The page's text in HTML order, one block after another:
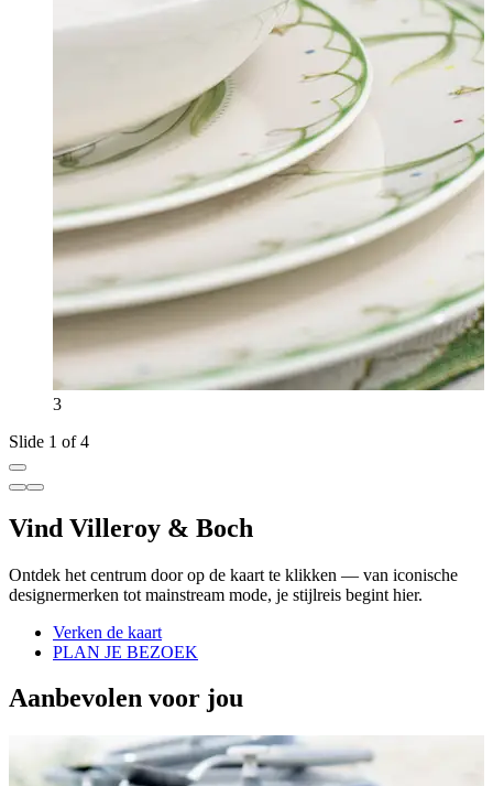
3
Slide 1 of 4
Vind Villeroy & Boch
Ontdek het centrum door op de kaart te klikken — van iconische
designermerken tot mainstream mode, je stijlreis begint hier.
Verken de kaart
PLAN JE BEZOEK
Aanbevolen voor jou